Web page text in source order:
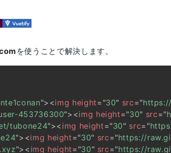
を使うことで解決します。
"> <img height= "30" src="
453736300"> <img height="30" src="
tubone24">< img height="30" src= "
"> <img height="30" src="https://
"> < img height= "30" src="https://